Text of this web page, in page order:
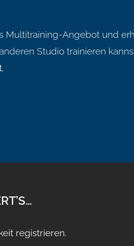
Multitraining-Angebot und
Studio trainieren
registrieren.